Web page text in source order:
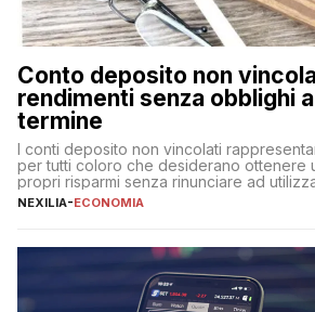
Conto deposito non
rendimenti senza obblighi
termine
I conti deposito non vincolati
per tutti coloro che desiderano ottenere
propri risparmi senza rinunciare ad
necessità. A differenza delle forme
flessibilità e rendimento. Come
NEXILIA-ECONOMIA